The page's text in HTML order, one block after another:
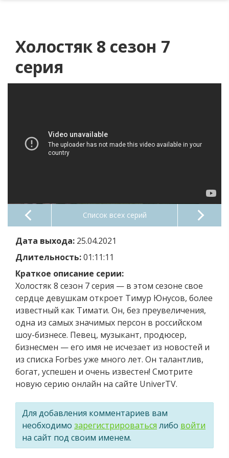
Холостяк 8 сезон 7
серия
Список всех серий
Дата выхода: 25.04.2021
Длительность:01:11:11
Краткое описание серии:
Холостяк 8 сезон 7 серия — в этом сезоне свое
сердце девушкам откроет Тимур Юнусов, более
известный как Тимати. Он, без преувеличения,
одна из самых значимых персон в российском
шоу-бизнесе. Певец, музыкант, продюсер,
бизнесмен — его имя не исчезает из новостей и
из списка Forbes уже много лет. Он талантлив,
богат, успешен и очень известен! Смотрите
новую серию онлайн на сайте UniverTV.
Для добавления комментариев вам
необходимо зарегистрироваться либо войти
на сайт под своим именем.